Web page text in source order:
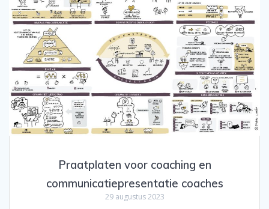
Praatplaten voor coaching en
communicatiepresentatie coaches
29 augustus 2023